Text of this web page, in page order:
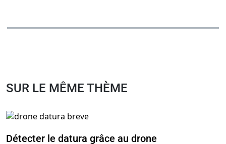
SUR LE MÊME THÈME
Détecter le datura grâce au drone